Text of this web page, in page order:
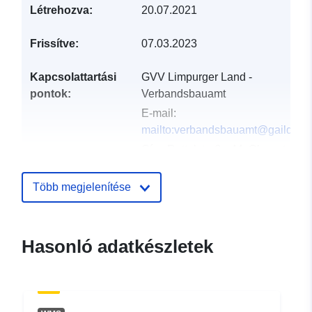
Létrehozva: 20.07.2021
Frissítve: 07.03.2023
Kapcsolattartási
pontok:
GVV Limpurger Land -
Verbandsbauamt
E-mail:
URL:
nyilvántartás:
21 February 2026
Több megjelenítése
Hasonló adatkészletek